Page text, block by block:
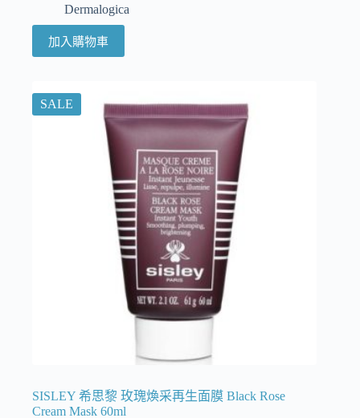
Dermalogica
加入購物車
SALE
SISLEY 希思黎 玫瑰煥采再生面膜 Black Rose
Cream Mask 60ml